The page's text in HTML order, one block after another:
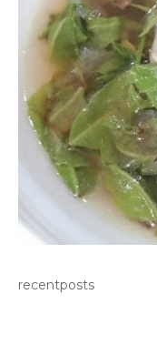
recentposts